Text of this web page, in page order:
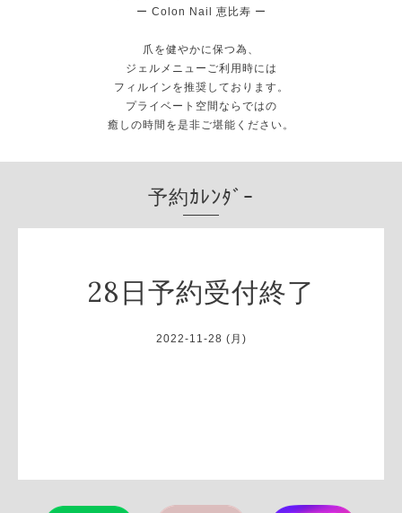
ー Colon Nail 恵比寿 ー
爪を健やかに保つ為、
ジェルメニューご利用時には
フィルインを推奨しております。
プライベート空間ならではの
癒しの時間を是非ご堪能ください。
予約ｶﾚﾝﾀﾞｰ
28日予約受付終了
2022-11-28 (月)